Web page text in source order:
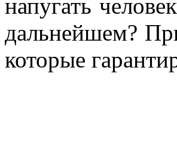
напугать
дальнейшем?
которые